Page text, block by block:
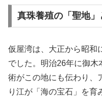
真珠養殖の「聖地
仮屋湾は、大正から昭和
でした。明治26年に御
術がこの地にも伝わり、
り江が「海の宝石」を育